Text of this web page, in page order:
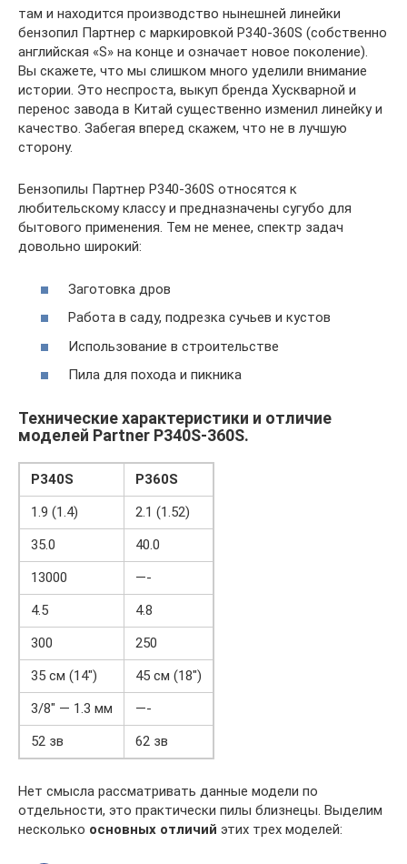
там и находится производство нынешней линейки
бензопил Партнер с маркировкой P340-360S (собственно
английская «S» на конце и означает новое поколение).
Вы скажете, что мы слишком много уделили внимание
истории. Это неспроста, выкуп бренда Хускварной и
перенос завода в Китай существенно изменил линейку и
качество. Забегая вперед скажем, что не в лучшую
сторону.
Бензопилы Партнер P340-360S относятся к
любительскому классу и предназначены сугубо для
бытового применения. Тем не менее, спектр задач
довольно широкий:
Заготовка дров
Работа в саду, подрезка сучьев и кустов
Использование в строительстве
Пила для похода и пикника
Технические характеристики и отличие
моделей Partner P340S-360S.
P340S
P360S
1.9 (1.4)
2.1 (1.52)
35.0
40.0
13000
—-
4.5
4.8
300
250
35 см (14″)
45 см (18″)
3/8″ — 1.3 мм
—-
52 зв
62 зв
Нет смысла рассматривать данные модели по
отдельности, это практически пилы близнецы. Выделим
несколько основных отличий этих трех моделей: